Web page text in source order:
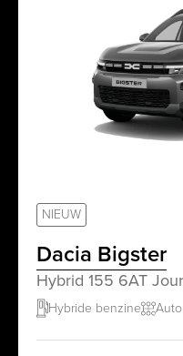
NIEUW
Dacia Bigster
Hybrid 155 6AT
Hybride benzine